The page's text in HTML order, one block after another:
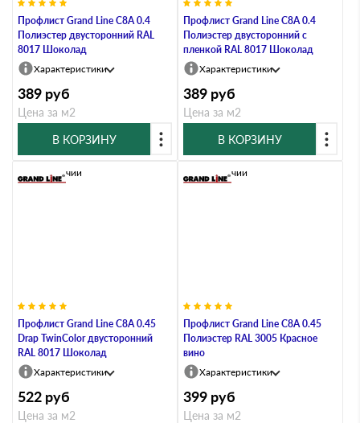
Профлист Grand Line C8A 0.4
Полиэстер двусторонний RAL
8017 Шоколад
Характеристики
389 руб
Цена за м2
В КОРЗИНУ
Профлист Grand Line C8A 0.4
Полиэстер двусторонний с
пленкой RAL 8017 Шоколад
Характеристики
389 руб
Цена за м2
В КОРЗИНУ
Профлист Grand Line C8A 0.45
Drap TwinColor двусторонний
RAL 8017 Шоколад
В наличии
Характеристики
522 руб
Цена за м2
Профлист Grand Line C8A 0.45
Полиэстер RAL 3005 Красное
вино
В наличии
Характеристики
399 руб
Цена за м2